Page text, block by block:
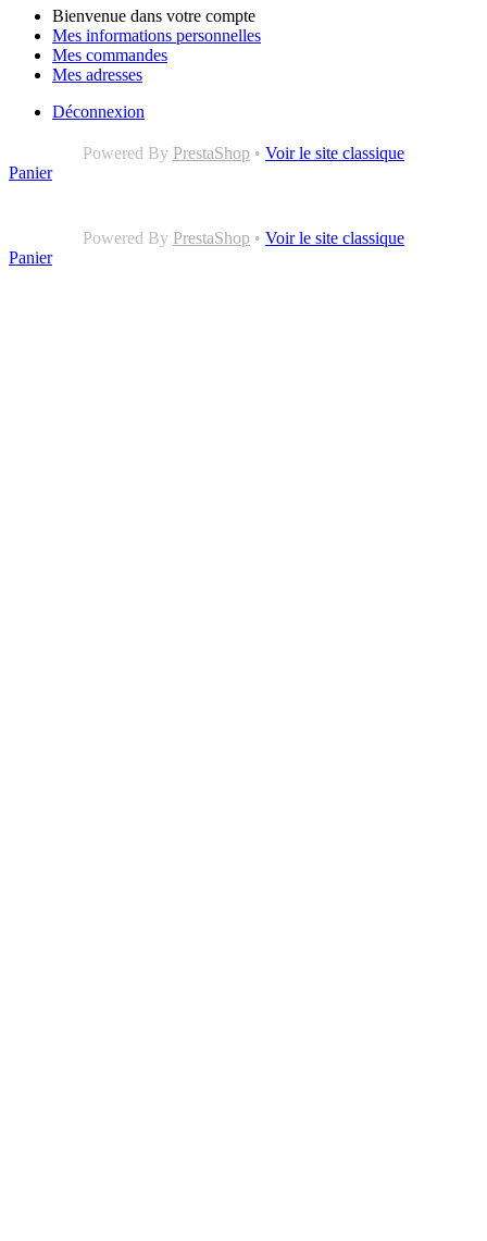
Bienvenue dans votre compte
Mes informations personnelles
Mes commandes
Mes adresses
Déconnexion
Powered By PrestaShop • Voir le site classique
Panier
Powered By PrestaShop • Voir le site classique
Panier